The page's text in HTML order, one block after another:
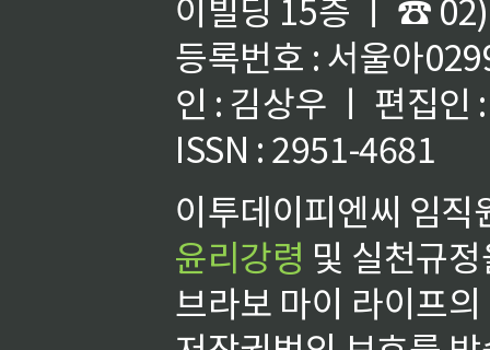
등록번호 : 서울아
인 : 김상우 ㅣ 편집인
ISSN : 2951-4681
이투데이피엔씨 임
윤리강령 및 실천규
브라보 마이 라이프